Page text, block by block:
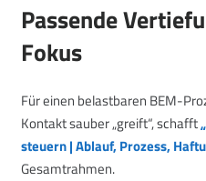
Passende
Fokus
Für einen belastbaren BEM-
Kontakt sauber „greift“, schafft
steuern | Ablauf, Prozess,
Gesamtrahmen.